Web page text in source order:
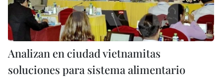
Analizan en ciudad vietnamitas
soluciones para sistema alimentario